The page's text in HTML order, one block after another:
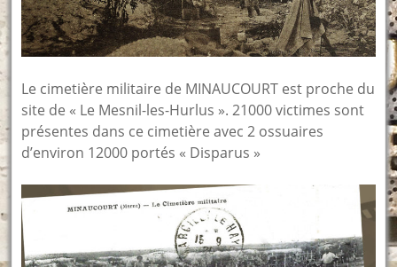
Le cimetière militaire de MINAUCOURT est proche du
site de « Le Mesnil-les-Hurlus ». 21000 victimes sont
présentes dans ce cimetière avec 2 ossuaires
d’environ 12000 portés « Disparus »